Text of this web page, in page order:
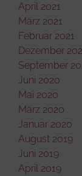
April 2021
März 2021
Februar 2021
Dezember
September
Juni 2020
Mai 2020
März 2020
Januar 2020
August 2019
Juni 2019
April 2019